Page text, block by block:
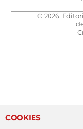
© 2026,
COOKIES